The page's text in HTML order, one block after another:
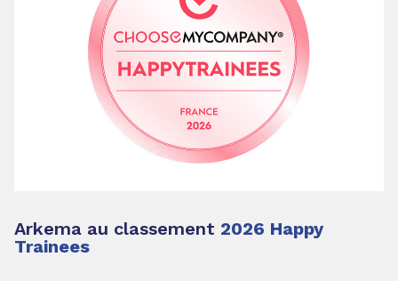
Arkema au classement 2026 Happy
Trainees